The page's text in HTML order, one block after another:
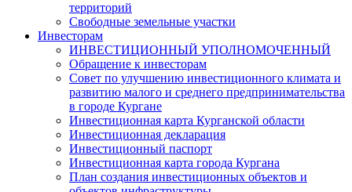
территорий
Свободные земельные участки
Инвесторам
ИНВЕСТИЦИОННЫЙ УПОЛНОМОЧЕННЫЙ
Обращение к инвесторам
Совет по улучшению инвестиционного климата и
развитию малого и среднего предпринимательства
в городе Кургане
Инвестиционная карта Курганской области
Инвестиционная декларация
Инвестиционный паспорт
Инвестиционная карта города Кургана
План создания инвестиционных объектов и